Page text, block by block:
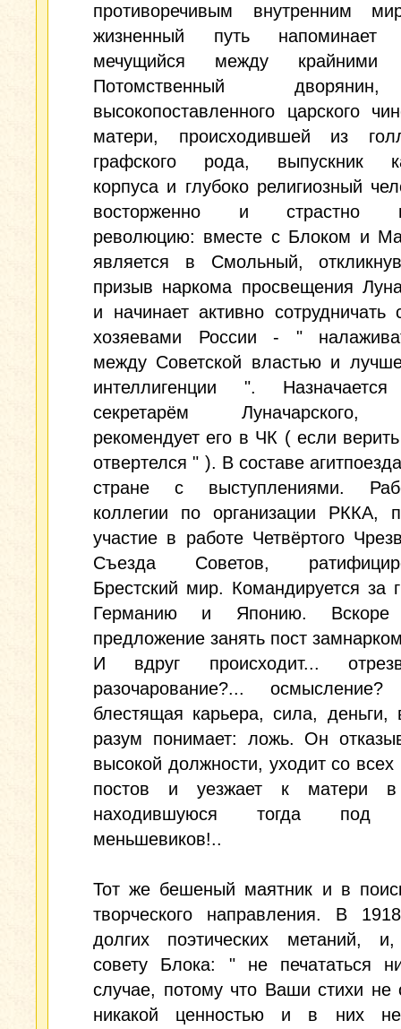
противоречивым внутренним
жизненный путь напоминает
мечущийся между крайними
Потомственный
высокопоставленного царского
матери, происходившей из
графского рода, выпускник
корпуса и глубоко религиозный
восторженно и страстно
революцию: вместе с Блоком и
является в Смольный,
призыв наркома просвещения
и начинает активно
хозяевами России - "
между Советской властью и
интеллигенции ".
секретарём Луначарского,
рекомендует его в ЧК ( если
отвертелся " ). В составе
стране с выступлениями.
коллегии по организации РККА,
участие в работе Четвёртого
Съезда Советов,
Брестский мир. Командируется за
Германию и Японию. Вскоре
предложение занять пост
И вдруг происходит...
разочарование?...
блестящая карьера, сила, деньги,
разум понимает: ложь. Он
высокой должности, уходит со всех
постов и уезжает к матери в
находившуюся тогда под
меньшевиков!..
Тот же бешеный маятник и в
творческого направления. В
долгих поэтических метаний,
совету Блока: " не печататься
случае, потому что Ваши стихи не
никакой ценностью и в них